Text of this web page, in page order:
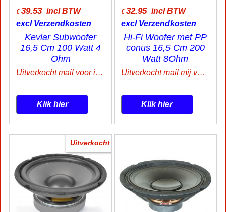
€ 39.53 incl BTW
excl Verzendkosten
Kevlar Subwoofer
16,5 Cm 100 Watt 4
Ohm
Uitverkocht mail voor info
Klik hier
€ 32.95 incl BTW
excl Verzendkosten
Hi-Fi Woofer met PP
conus 16,5 Cm 200
Watt 8Ohm
Uitverkocht mail mij voor Info
Klik hier
Uitverkocht